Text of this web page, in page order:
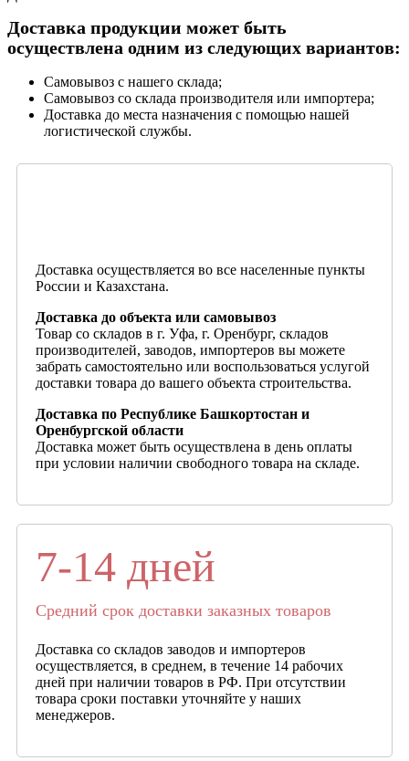
Доставка продукции может быть
осуществлена одним из следующих вариантов:
Самовывоз с нашего склада;
Самовывоз со склада производителя или импортера;
Доставка до места назначения с помощью нашей
логистической службы.
Доставка осуществляется во все населенные пункты
России и Казахстана.
Доставка до объекта или самовывоз
Товар со складов в г. Уфа, г. Оренбург, складов
производителей, заводов, импортеров вы можете
забрать самостоятельно или воспользоваться услугой
доставки товара до вашего объекта строительства.
Доставка по Республике Башкортостан и
Оренбургской области
Доставка может быть осуществлена в день оплаты
при условии наличии свободного товара на складе.
7-14 дней
Средний срок доставки заказных товаров
Доставка со складов заводов и импортеров
осуществляется, в среднем, в течение 14 рабочих
дней при наличии товаров в РФ. При отсутствии
товара сроки поставки уточняйте у наших
менеджеров.